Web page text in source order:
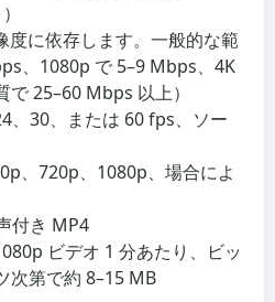
度に依存します。一般的な範
、1080p で 5–9 Mbps、4K
25–60 Mbps 以上）
、30、または 60 fps、ソー
、720p、1080p、場合によ
付き MP4
ビデオ 1 分あたり、ビッ
次第で約 8–15 MB